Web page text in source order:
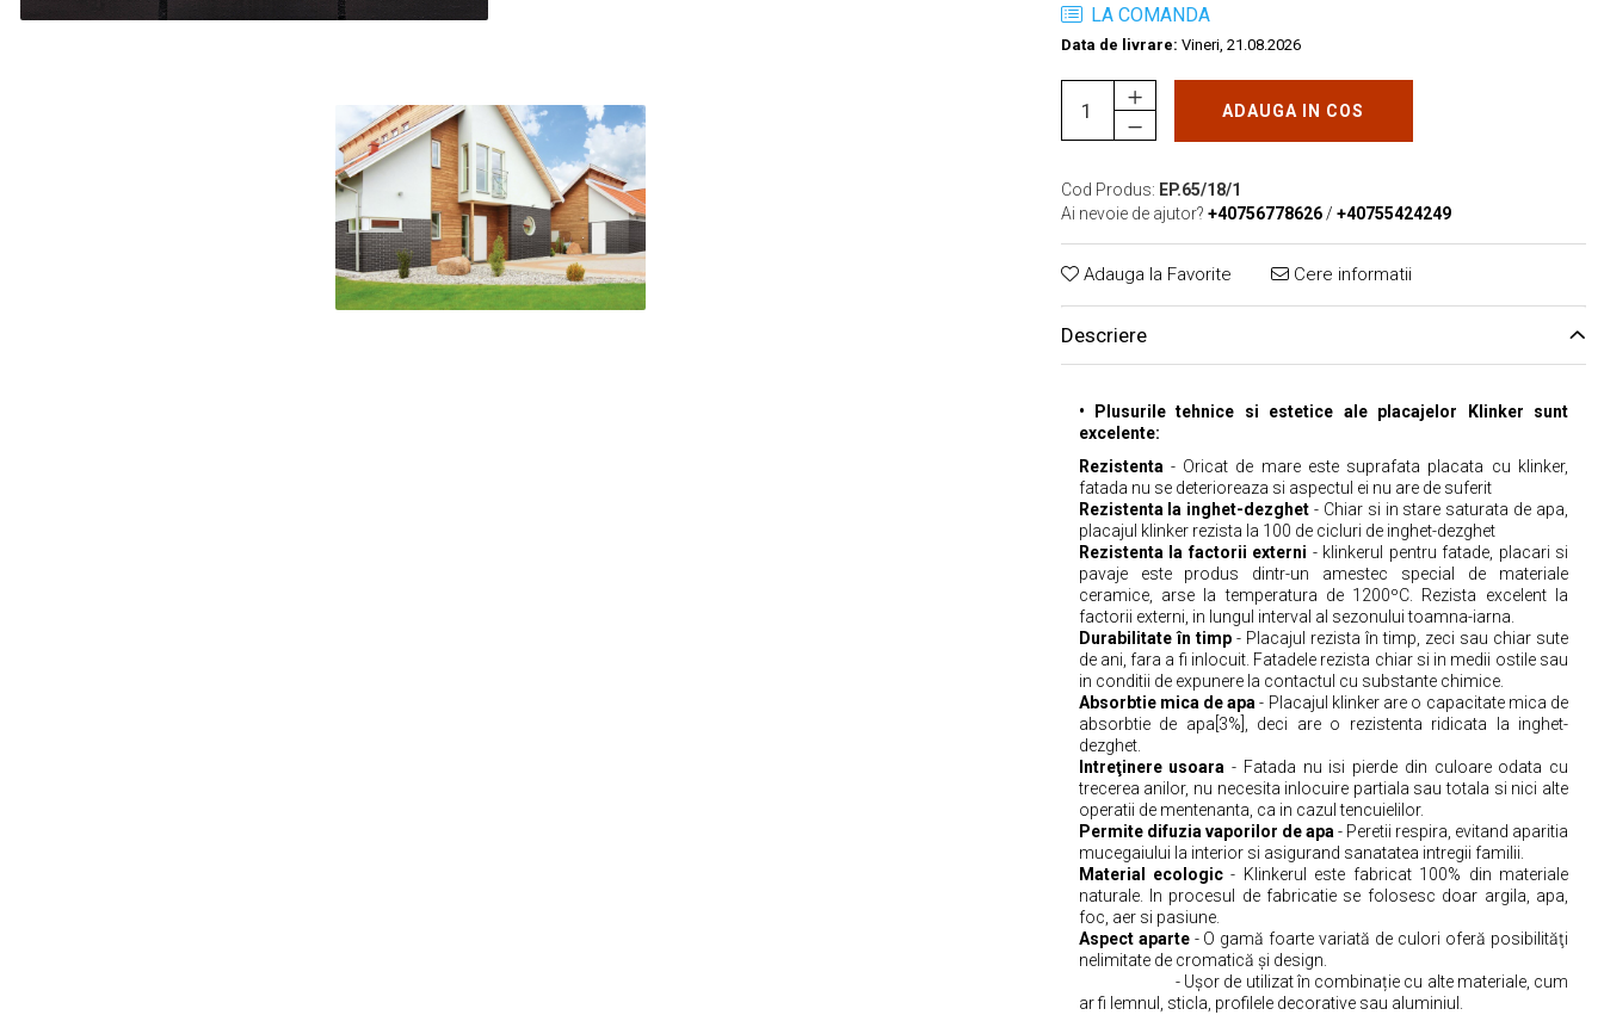
LA COMANDA
Data de livrare: Vineri, 21.08.2026
ADAUGA IN COS
Cod Produs: EP.65/18/1
Ai nevoie de ajutor? +40756778626 / +40755424249
Adauga la Favorite Cere informatii
Descriere
• Plusurile tehnice si estetice ale placajelor Klinker sunt
excelente:
Rezistenta - Oricat de mare este suprafata placata cu klinker,
fatada nu se deterioreaza si aspectul ei nu are de suferit
Rezistenta la inghet-dezghet - Chiar si in stare saturata de apa,
placajul klinker rezista la 100 de cicluri de inghet-dezghet
Rezistenta la factorii externi - klinkerul pentru fatade, placari si
pavaje este produs dintr-un amestec special de materiale
ceramice, arse la temperatura de 1200ºC. Rezista excelent la
factorii externi, in lungul interval al sezonului toamna-iarna.
Durabilitate în timp- Placajul rezista în timp, zeci sau chiar sute
de ani, fara a fi inlocuit. Fatadele rezista chiar si in medii ostile sau
in conditii de expunere la contactul cu substante chimice.
Absorbtie mica de apa - Placajul klinker are o capacitate mica de
absorbtie de apa[3%], deci are o rezistenta ridicata la inghet-
dezghet.
Intreţinere usoara - Fatada nu isi pierde din culoare odata cu
trecerea anilor, nu necesita inlocuire partiala sau totala si nici alte
operatii de mentenanta, ca in cazul tencuielilor.
Permite difuzia vaporilor de apa - Peretii respira, evitand aparitia
mucegaiului la interior si asigurand sanatatea intregii familii.
Material ecologic - Klinkerul este fabricat 100% din materiale
naturale. In procesul de fabricatie se folosesc doar argila, apa,
foc, aer si pasiune.
Aspect aparte- O gamă foarte variată de culori oferă posibilităţi
nelimitate de cromatică şi design.
- Ușor de utilizat în combinație cu alte materiale, cum
ar fi lemnul, sticla, profilele decorative sau aluminiul.